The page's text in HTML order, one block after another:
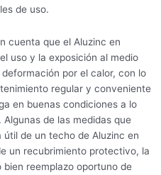
de uso.
cuenta que el Aluzinc en
uso y la exposición al medio
por el calor, con lo
regular y conveniente
en buenas condiciones a lo
de las medidas que
de un techo de Aluzinc en
un recubrimiento protectivo, la
reemplazo oportuno de